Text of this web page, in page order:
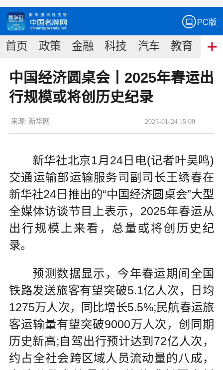
首页 政策 金融 科技 汽车 教育 食
中国经济圆桌会丨2025年春运出
行规模或将创历史纪录
2025-01-24 15:09
来源: 新华网
新华社北京1月24日电(记者叶昊鸣)
交通运输部运输服务司副司长王绣春在
新华社24日推出的“中国经济圆桌会”大型
全媒体访谈节目上表示，2025年春运从
出行规模上来看，总量或将创历史纪
录。
预测数据显示，今年春运期间全国
铁路发送旅客有望突破5.1亿人次，日均
1275万人次，同比增长5.5%;民航春运旅
客运输量有望突破9000万人次，创同期
历史新高;自驾出行预计达到72亿人次，
约占全社会跨区域人员流动量的八成，